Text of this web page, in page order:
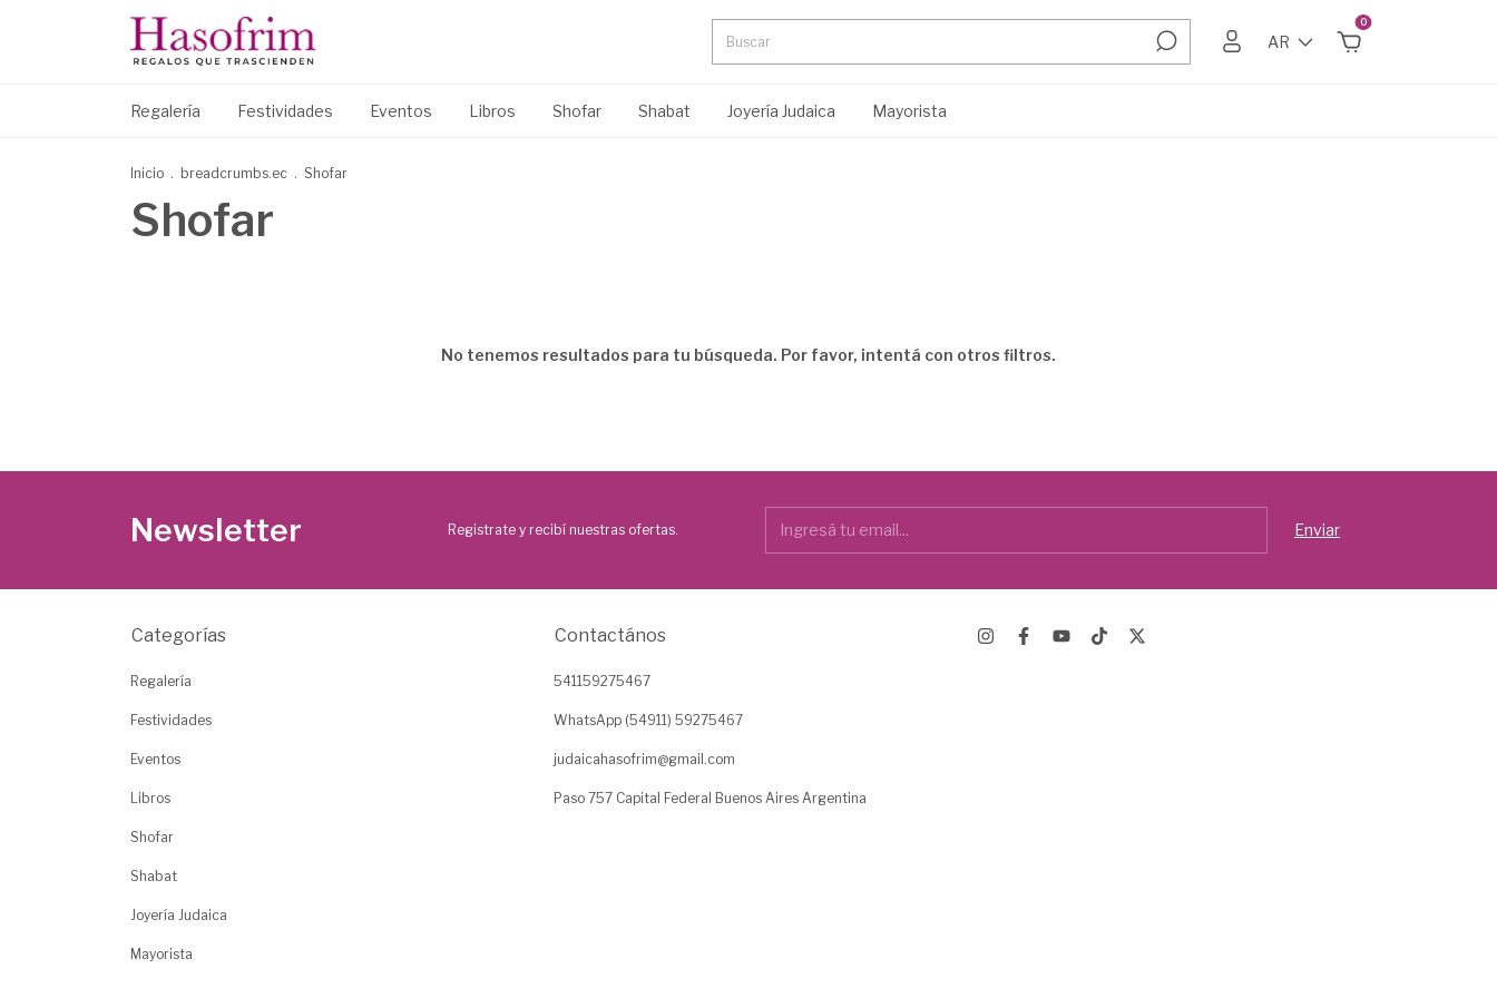
AR
0
Regalería Festividades Eventos Libros Shofar Shabat Joyería Judaica Mayorista
Inicio . breadcrumbs.ec . Shofar
Shofar
No tenemos resultados para tu búsqueda. Por favor, intentá con otros filtros.
Newsletter Registrate y recibí nuestras ofertas.
Categorías
Regalería
Festividades
Eventos
Libros
Shofar
Shabat
Joyería Judaica
Mayorista
Contactános
541159275467
WhatsApp (54911) 59275467
judaicahasofrim@gmail.com
Paso 757 Capital Federal Buenos Aires Argentina